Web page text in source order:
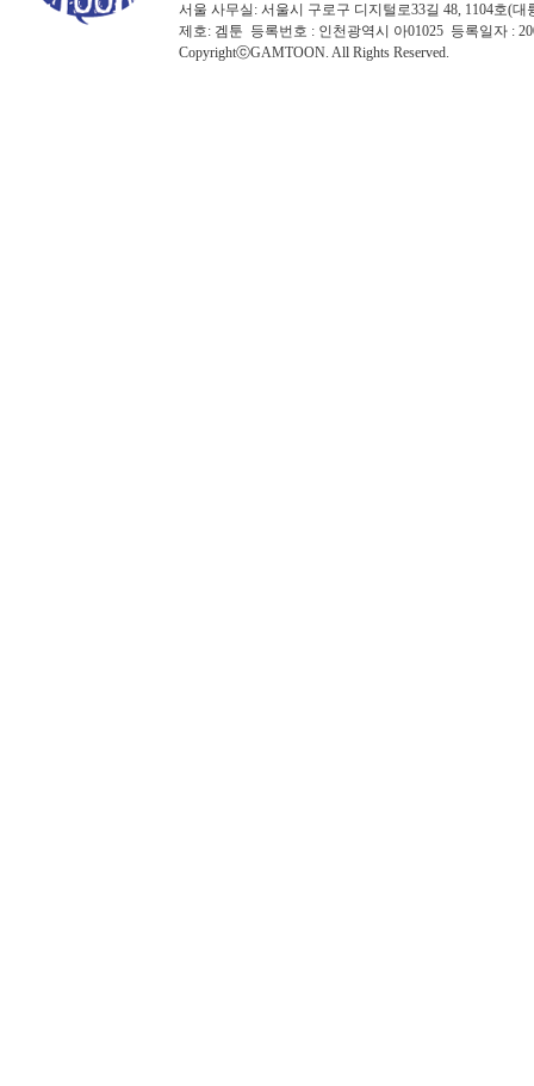
서울 사무실: 서울시 구로구 디지털로33길 48, 1104호(대
제호: 겜툰 등록번호 : 인천광역시 아01025 등록일자 :
CopyrightⓒGAMTOON. All Rights Reserved.